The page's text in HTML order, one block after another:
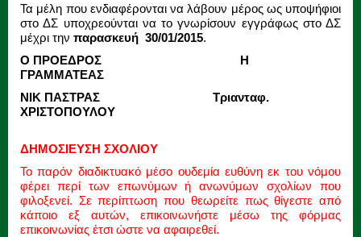
Τα μέλη που ενδιαφέρονται να λάβουν μέρος ως υποψήφιοι
στο ΔΣ υποχρεούνται να το γνωρίσουν εγγράφως στο ΔΣ
μέχρι την παρασκευή 30/01/2015.
Ο ΠΡΟΕΔΡΟΣ Η
ΓΡΑΜΜΑΤΕΑΣ
ΝΙΚ ΠΑΣΤΡΑΣ Τριανταφ.
ΧΡΙΣΤΟΠΟΥΛΟΥ
ΔΗΜΟΣΙΕΥΣΗ ΣΧΟΛΙΟΥ
Το παρόν διαδικτυακό μέσο ουδεμία ευθύνη εκ του νόμου
φέρει περί των επωνύμων ή ανωνύμων σχολίων που
φιλοξενεί. Σε περίπτωση που θεωρείτε πως θίγεστε από
κάποιο εξ αυτών, επικοινωνήστε μέσω της φόρμας
επικοινωνίας έτσι ώστε να αφαιρεθεί.